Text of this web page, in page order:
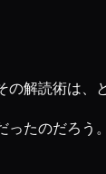
の解読術は、
たのだろう。